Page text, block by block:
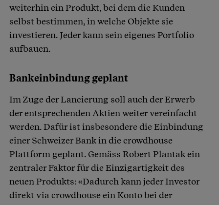
weiterhin ein Produkt, bei dem die Kunden
selbst bestimmen, in welche Objekte sie
investieren. Jeder kann sein eigenes Portfolio
aufbauen.
Bankeinbindung geplant
Im Zuge der Lancierung soll auch der Erwerb
der entsprechenden Aktien weiter vereinfacht
werden. Dafür ist insbesondere die Einbindung
einer Schweizer Bank in die crowdhouse
Plattform geplant. Gemäss Robert Plantak ein
zentraler Faktor für die Einzigartigkeit des
neuen Produkts: «Dadurch kann jeder Investor
direkt via crowdhouse ein Konto bei der